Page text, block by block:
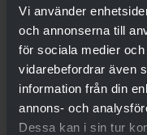
Vi använder
och annonserna till
för sociala medier
vidarebefordrar även
information från din
annons- och
Dessa kan i sin tur